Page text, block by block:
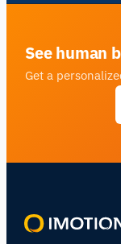
See human
Get a